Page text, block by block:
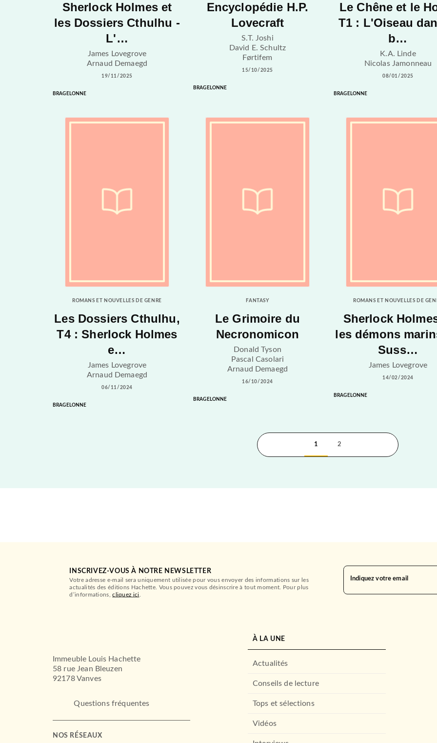
Sherlock Holmes et
les Dossiers Cthulhu -
L'…
James Lovegrove
Arnaud Demaegd
19/11/2025
BRAGELONNE
Encyclopédie H.P.
Lovecraft
S.T. Joshi
David E. Schultz
Førtifem
15/10/2025
BRAGELONNE
Le Chêne et le
T1 : L'Oiseau
b…
K.A. Linde
Nicolas Jamonneau
08/01/2025
BRAGELONNE
ROMANS ET NOUVELLES DE GENRE
Les Dossiers Cthulhu,
T4 : Sherlock Holmes
e…
James Lovegrove
Arnaud Demaegd
06/11/2024
BRAGELONNE
FANTASY
Le Grimoire du
Necronomicon
Donald Tyson
Pascal Casolari
Arnaud Demaegd
16/10/2024
BRAGELONNE
ROMANS ET NOUVELLES DE
Sherlock
les démons
Suss…
James Lovegrove
14/02/2024
BRAGELONNE
1 2
INSCRIVEZ-VOUS À NOTRE NEWSLETTER
Votre adresse e-mail sera uniquement utilisée pour vous envoyer des informations sur les
actualités des éditions Hachette. Vous pouvez vous désinscrire à tout moment. Pour plus
d’informations,cliquez ici
Indiquez votre email
Immeuble Louis Hachette
58 rue Jean Bleuzen
92178 Vanves
Questions fréquentes
NOS RÉSEAUX
À LA UNE
Actualités
Conseils de lecture
Tops et sélections
Vidéos